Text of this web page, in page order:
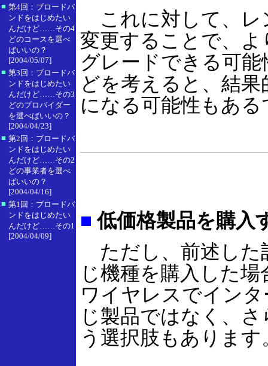
■ 第4回：ブロードバ
ンドをはじめたい
んだけど……その4
どのコースを選べ
ばいいの？
[2004/05/07]
■ 第3回：ブロードバ
ンドをはじめたい
んだけど……その3
どのプロバイダー
を選べばいいの？
[2004/04/23]
■ 第2回：ブロードバ
ンドをはじめたい
んだけど……その2
どの事業者を選べ
ばいいの？
[2004/04/16]
■ 第1回：ブロードバ
ンドをはじめたい
んだけど……その1
[2004/04/09]
これに対して、レ
変更することで、
グレードできる可
どを考えると、結
になる可能性もあ
■ 低価格製品を購入
ただし、前述した
じ機種を購入した
ワイヤレスでイン
じ製品ではなく、
う選択肢もあります